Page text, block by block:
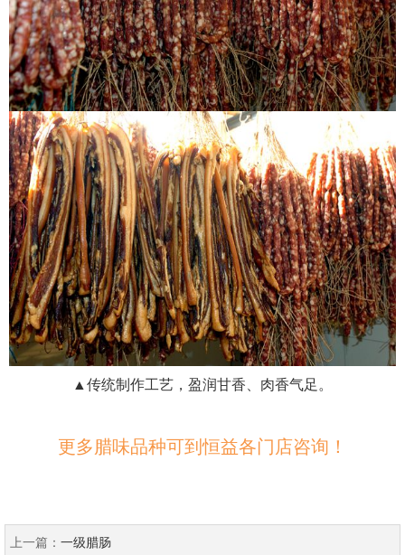
▲传统制作工艺，盈润甘香、肉香气足。
更多腊味品种可到恒益各门店咨询！
上一篇： 一级腊肠